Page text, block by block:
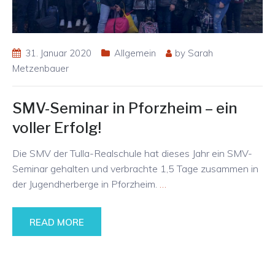
31. Januar 2020 Allgemein by Sarah
Metzenbauer
SMV-Seminar in Pforzheim – ein
voller Erfolg!
Die SMV der Tulla-Realschule hat dieses Jahr ein SMV-
Seminar gehalten und verbrachte 1,5 Tage zusammen in
der Jugendherberge in Pforzheim.
READ MORE